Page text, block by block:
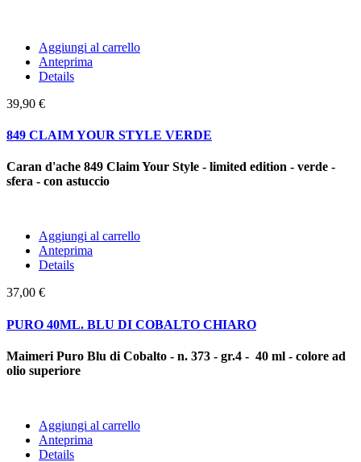
Aggiungi al carrello
Anteprima
Details
39,90 €
849 CLAIM YOUR STYLE VERDE
Caran d'ache 849 Claim Your Style - limited edition - verde -
sfera - con astuccio
Aggiungi al carrello
Anteprima
Details
37,00 €
PURO 40ML. BLU DI COBALTO CHIARO
Maimeri Puro Blu di Cobalto - n. 373 - gr.4 - 40 ml - colore ad
olio superiore
Aggiungi al carrello
Anteprima
Details